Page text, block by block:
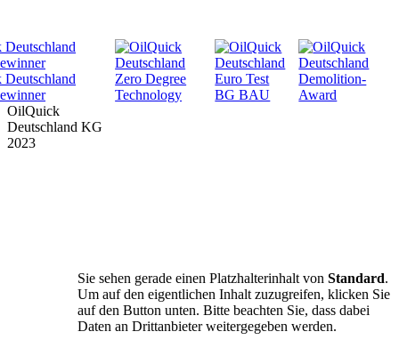
OilQuick
Deutschland KG
2023
Sie sehen gerade einen Platzhalterinhalt von Standard.
Um auf den eigentlichen Inhalt zuzugreifen, klicken Sie
auf den Button unten. Bitte beachten Sie, dass dabei
Daten an Drittanbieter weitergegeben werden.